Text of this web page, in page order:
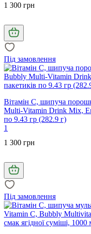
1 300 грн
Під замовлення
Вітамін С, шипуча
Multi-Vitamin Drink Mix,
по 9.43 гр (282.9 г)
1
1 300 грн
Під замовлення